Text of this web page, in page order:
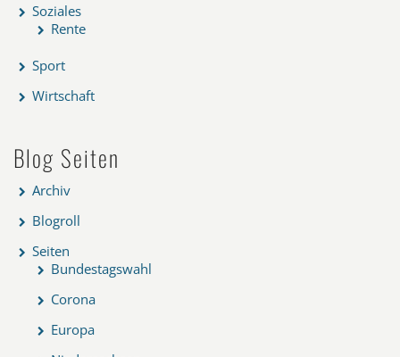
Soziales
Rente
Sport
Wirtschaft
Blog Seiten
Archiv
Blogroll
Seiten
Bundestagswahl
Corona
Europa